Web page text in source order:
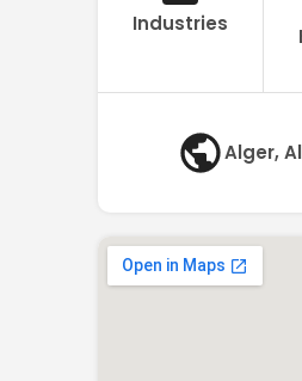
Industries
Alger,